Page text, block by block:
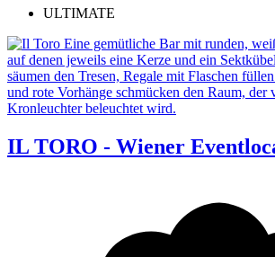
ULTIMATE
IL TORO - Wiener